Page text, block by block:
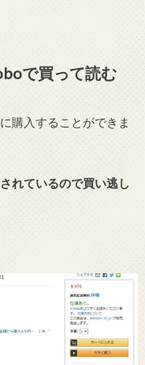
で買って読む
購入することができま
れているので買い逃し